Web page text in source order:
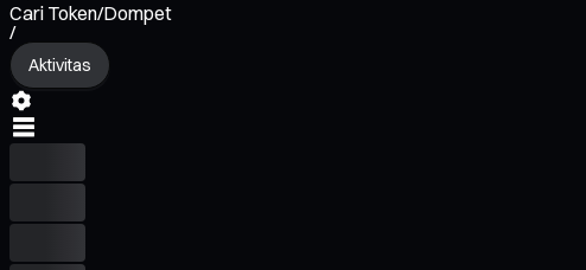
Cari Token/Dompet
/
Aktivitas